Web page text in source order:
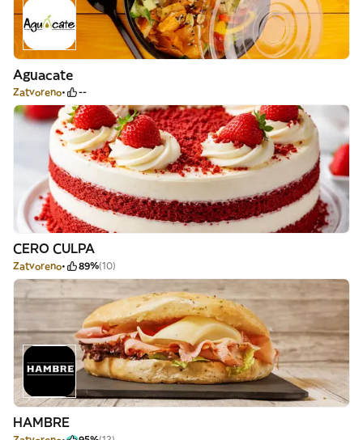
Aguacate
Zatvoreno --
CERO CULPA
Zatvoreno 89%(10)
HAMBRE